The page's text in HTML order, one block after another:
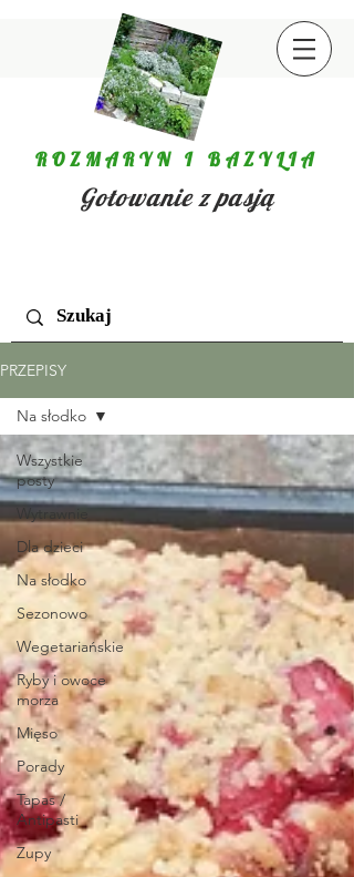
ROZMARYN I BAZYLIA
Gotowanie z pasją
PRZEPISY
Wszystkie
posty
Wytrawnie
Dla dzieci
Na słodko
Sezonowo
Wegetariańskie
Ryby i owoce
morza
Mięso
Porady
Tapas /
Antipasti
Zupy
Na słodko